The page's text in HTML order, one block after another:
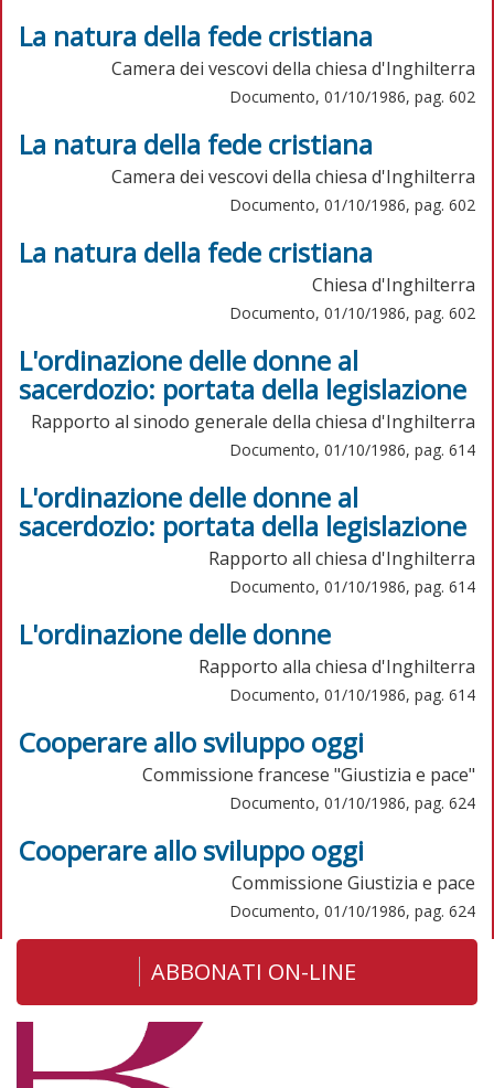
La natura della fede cristiana
Camera dei vescovi della chiesa d'Inghilterra
Documento, 01/10/1986, pag. 602
La natura della fede cristiana
Camera dei vescovi della chiesa d'Inghilterra
Documento, 01/10/1986, pag. 602
La natura della fede cristiana
Chiesa d'Inghilterra
Documento, 01/10/1986, pag. 602
L'ordinazione delle donne al
sacerdozio: portata della legislazione
Rapporto al sinodo generale della chiesa d'Inghilterra
Documento, 01/10/1986, pag. 614
L'ordinazione delle donne al
sacerdozio: portata della legislazione
Rapporto all chiesa d'Inghilterra
Documento, 01/10/1986, pag. 614
L'ordinazione delle donne
Rapporto alla chiesa d'Inghilterra
Documento, 01/10/1986, pag. 614
Cooperare allo sviluppo oggi
Commissione francese "Giustizia e pace"
Documento, 01/10/1986, pag. 624
Cooperare allo sviluppo oggi
Commissione Giustizia e pace
Documento, 01/10/1986, pag. 624
ABBONATI ON-LINE